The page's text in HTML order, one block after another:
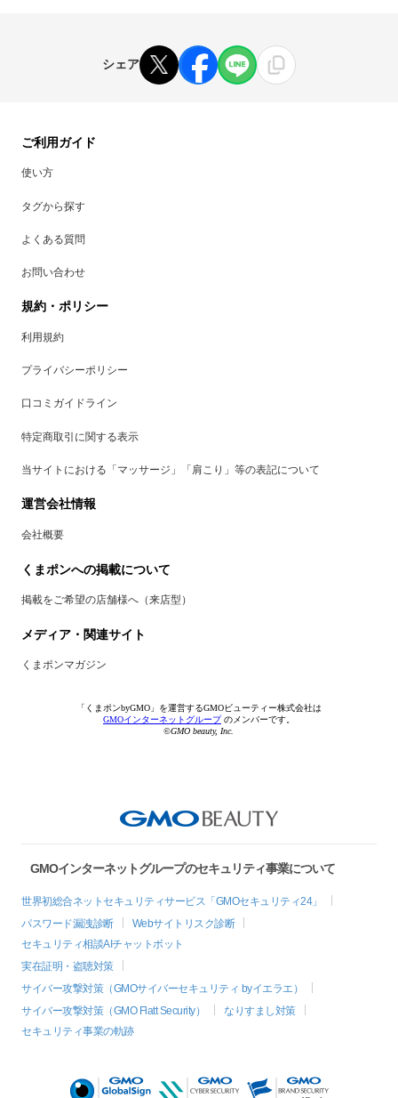
シェア
ご利用ガイド
使い方
タグから探す
よくある質問
お問い合わせ
規約・ポリシー
利用規約
プライバシーポリシー
口コミガイドライン
特定商取引に関する表示
当サイトにおける「マッサージ」「肩こり」等の表記について
運営会社情報
会社概要
くまポンへの掲載について
掲載をご希望の店舗様へ（来店型）
メディア・関連サイト
くまポンマガジン
「くまポンbyGMO」を運営するGMOビューティー株式会社は
GMOインターネットグループのメンバーです。
©GMO beauty, Inc.
GMOインターネットグループのセキュリティ事業について
世界初総合ネットセキュリティサービス「GMOセキュリティ24」
パスワード漏洩診断
Webサイトリスク診断
セキュリティ相談AIチャットボット
実在証明・盗聴対策
サイバー攻撃対策（GMOサイバーセキュリティ byイエラエ）
サイバー攻撃対策（GMO Flatt Security）
なりすまし対策
セキュリティ事業の軌跡